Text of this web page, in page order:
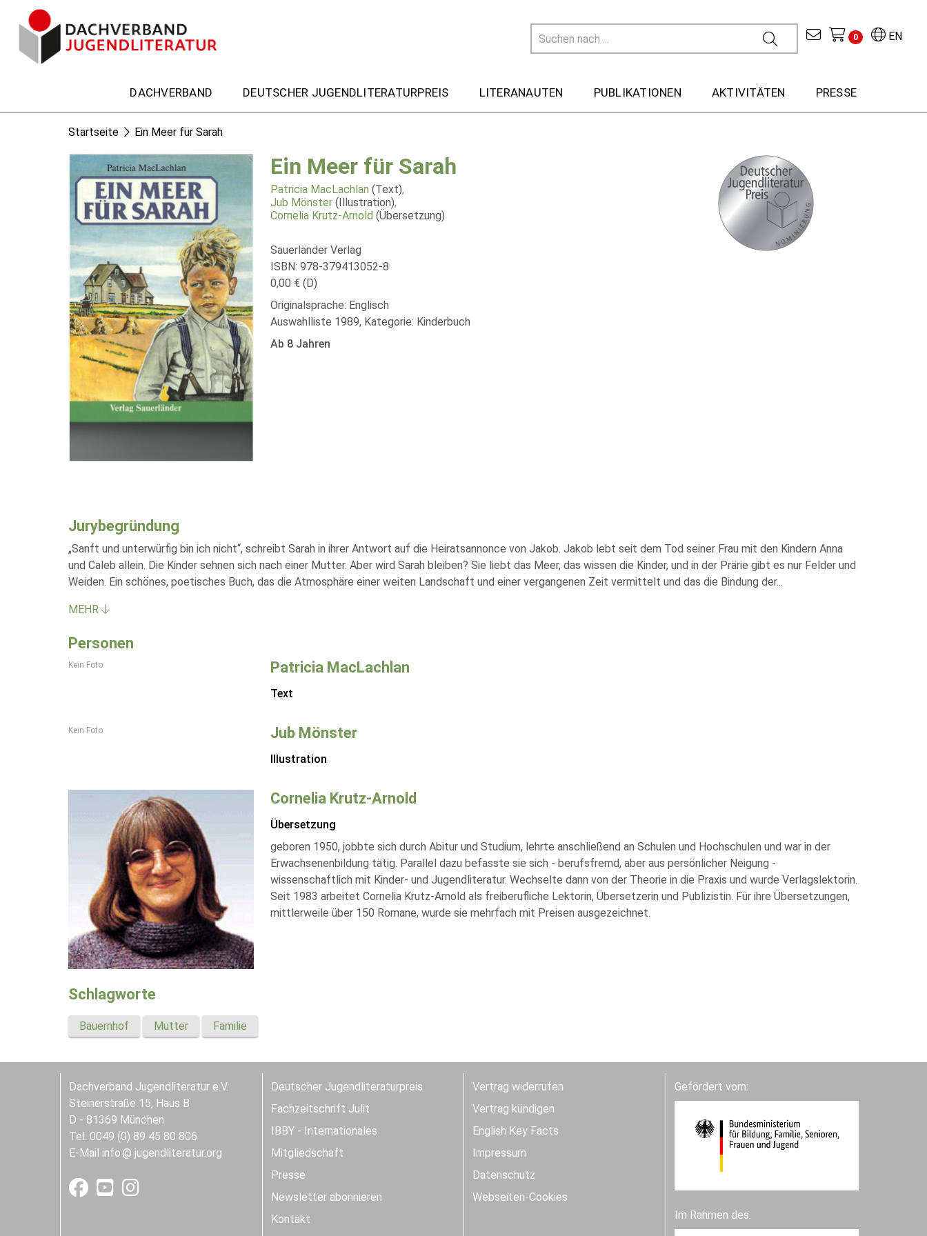
EN
0
DACHVERBAND DEUTSCHER JUGENDLITERATURPREIS LITERANAUTEN PUBLIKATIONEN AKTIVITÄTEN PRESSE
Startseite Ein Meer für Sarah
Ein Meer für Sarah
Patricia MacLachlan (Text),
Jub Mönster (Illustration),
Cornelia Krutz-Arnold (Übersetzung)
Sauerländer Verlag
ISBN: 978-379413052-8
0,00 € (D)
Originalsprache: Englisch
Auswahlliste 1989, Kategorie: Kinderbuch
Ab 8 Jahren
Jurybegründung
„Sanft und unterwürfig bin ich nicht“, schreibt Sarah in ihrer Antwort auf die Heiratsannonce von Jakob. Jakob lebt seit dem Tod seiner Frau mit den Kindern Anna
und Caleb allein. Die Kinder sehnen sich nach einer Mutter. Aber wird Sarah bleiben? Sie liebt das Meer, das wissen die Kinder, und in der Prärie gibt es nur Felder und
Weiden. Ein schönes, poetisches Buch, das die Atmosphäre einer weiten Landschaft und einer vergangenen Zeit vermittelt und das die Bindung der...
MEHR
Personen
Kein Foto Patricia MacLachlan
Text
Kein Foto Jub Mönster
Illustration
Cornelia Krutz-Arnold
Übersetzung
geboren 1950, jobbte sich durch Abitur und Studium, lehrte anschließend an Schulen und Hochschulen und war in der
Erwachsenenbildung tätig. Parallel dazu befasste sie sich - berufsfremd, aber aus persönlicher Neigung -
wissenschaftlich mit Kinder- und Jugendliteratur. Wechselte dann von der Theorie in die Praxis und wurde Verlagslektorin.
Seit 1983 arbeitet Cornelia Krutz-Arnold als freiberufliche Lektorin, Übersetzerin und Publizistin. Für ihre Übersetzungen,
mittlerweile über 150 Romane, wurde sie mehrfach mit Preisen ausgezeichnet.
Schlagworte
Bauernhof Mutter Familie
Dachverband Jugendliteratur e.V.
Steinerstraße 15, Haus B
D - 81369 München
Tel. 0049 (0) 89 45 80 806
E-Mail info jugendliteratur.org
Deutscher Jugendliteraturpreis
Fachzeitschrift Julit
IBBY - Internationales
Mitgliedschaft
Presse
Newsletter abonnieren
Kontakt
Vertrag widerrufen
Vertrag kündigen
English Key Facts
Impressum
Datenschutz
Webseiten-Cookies
Gefördert vom:
Im Rahmen des: